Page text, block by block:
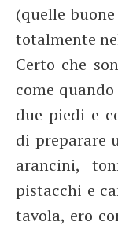
(quelle
totalmente
Certo che
come
due piedi e
di preparare
arancini,
pistacchi e
tavola, ero